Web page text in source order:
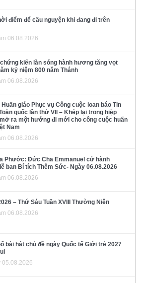
điểm để cầu nguyện khi đang đi trên
06.08.2026
kiến làn sóng hành hương tăng vọt
kỷ niệm 800 năm Thánh
06.08.2026
giáo Phục vụ Công cuộc loan báo Tin
quốc lần thứ VII – Khép lại trong hiệp
ra một hướng đi mới cho công cuộc huấn
Nam
06.08.2026
Phước: Đức Cha Emmanuel cử hành
ban Bí tích Thêm Sức- Ngày 06.08.2026
06.08.2026
– Thứ Sáu Tuần XVIII Thường Niên
06.08.2026
bài hát chủ đề ngày Quốc tế Giới trẻ 2027
05.08.2026